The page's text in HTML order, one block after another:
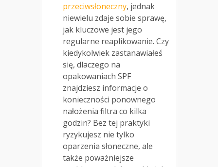
przeciwsłoneczny, jednak
niewielu zdaje sobie sprawę,
jak kluczowe jest jego
regularne reaplikowanie. Czy
kiedykolwiek zastanawiałeś
się, dlaczego na
opakowaniach SPF
znajdziesz informacje o
konieczności ponownego
nałożenia filtra co kilka
godzin? Bez tej praktyki
ryzykujesz nie tylko
oparzenia słoneczne, ale
także poważniejsze